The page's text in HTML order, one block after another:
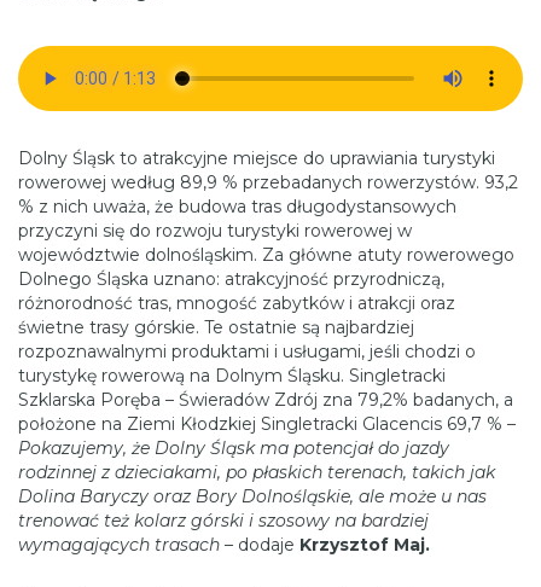
Dolny Śląsk to atrakcyjne miejsce do uprawiania turystyki
rowerowej według 89,9 % przebadanych rowerzystów. 93,2
% z nich uważa, że budowa tras długodystansowych
przyczyni się do rozwoju turystyki rowerowej w
województwie dolnośląskim. Za główne atuty rowerowego
Dolnego Śląska uznano: atrakcyjność przyrodniczą,
różnorodność tras, mnogość zabytków i atrakcji oraz
świetne trasy górskie. Te ostatnie są najbardziej
rozpoznawalnymi produktami i usługami, jeśli chodzi o
turystykę rowerową na Dolnym Śląsku. Singletracki
Szklarska Poręba – Świeradów Zdrój zna 79,2% badanych, a
położone na Ziemi Kłodzkiej Singletracki Glacencis 69,7 % –
Pokazujemy, że Dolny Śląsk ma potencjał do jazdy
rodzinnej z dzieciakami, po płaskich terenach, takich jak
Dolina Baryczy oraz Bory Dolnośląskie, ale może u nas
trenować też kolarz górski i szosowy na bardziej
wymagających trasach – dodaje Krzysztof Maj.